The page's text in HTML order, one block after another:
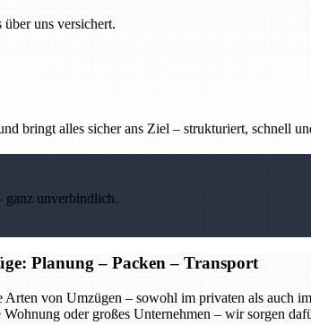
uns versichert.
bringt alles sicher ans Ziel – strukturiert, schnell
ganz unverbindlich.
Planung – Packen – Transport
von Umzügen – sowohl im privaten als auch
oder großes Unternehmen – wir sorgen